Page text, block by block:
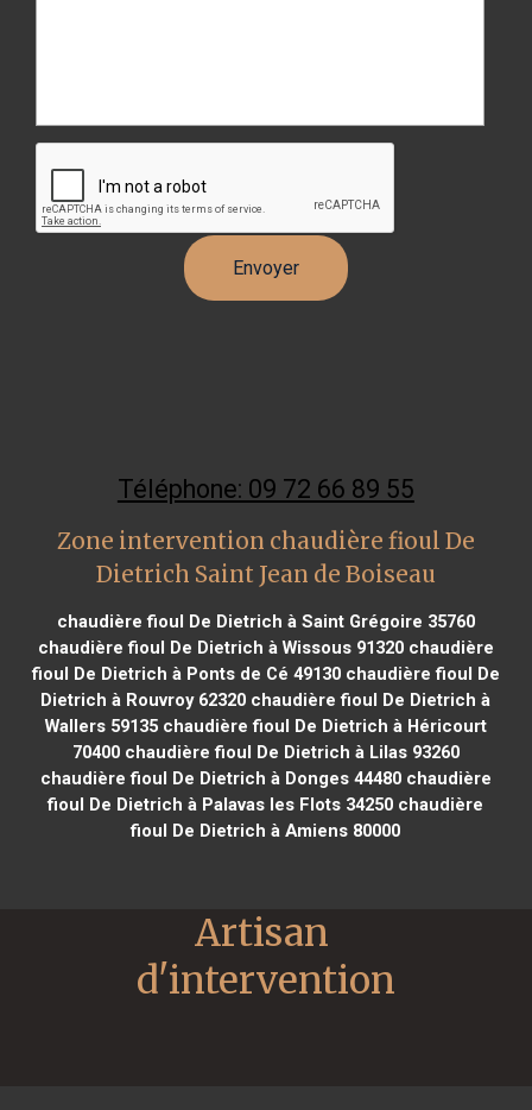
Téléphone: 09 72 66 89 55
Zone intervention chaudière fioul De
Dietrich Saint Jean de Boiseau
chaudière fioul De Dietrich à Saint Grégoire 35760
chaudière fioul De Dietrich à Wissous 91320chaudière
fioul De Dietrich à Ponts de Cé 49130chaudière fioul De
Dietrich à Rouvroy 62320 chaudière fioul De Dietrich à
Wallers 59135chaudière fioul De Dietrich à Héricourt
70400chaudière fioul De Dietrich à Lilas 93260
chaudière fioul De Dietrich à Donges 44480chaudière
fioul De Dietrich à Palavas les Flots 34250 chaudière
fioul De Dietrich à Amiens 80000
Artisan
d'intervention